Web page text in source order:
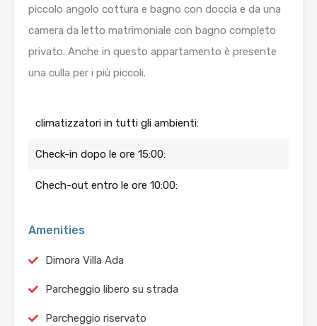
piccolo angolo cottura e bagno con doccia e da una
camera da letto matrimoniale con bagno completo
privato. Anche in questo appartamento è presente
una culla per i più piccoli.
climatizzatori in tutti gli ambienti:
Check-in dopo le ore 15:00:
Chech-out entro le ore 10:00:
Amenities
Dimora Villa Ada
Parcheggio libero su strada
Parcheggio riservato